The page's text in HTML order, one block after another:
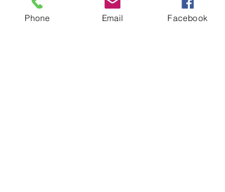
Phone Email Facebook